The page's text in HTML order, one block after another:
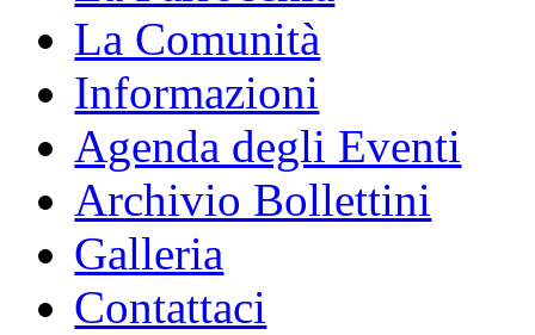
La Comunità
Informazioni
Agenda degli Eventi
Archivio Bollettini
Galleria
Contattaci